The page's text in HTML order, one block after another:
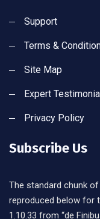
Support
Terms &
Site Map
Expert Testimonial
Privacy Policy
Subscribe Us
The standard chunk
reproduced below for
1.10.33 from “de